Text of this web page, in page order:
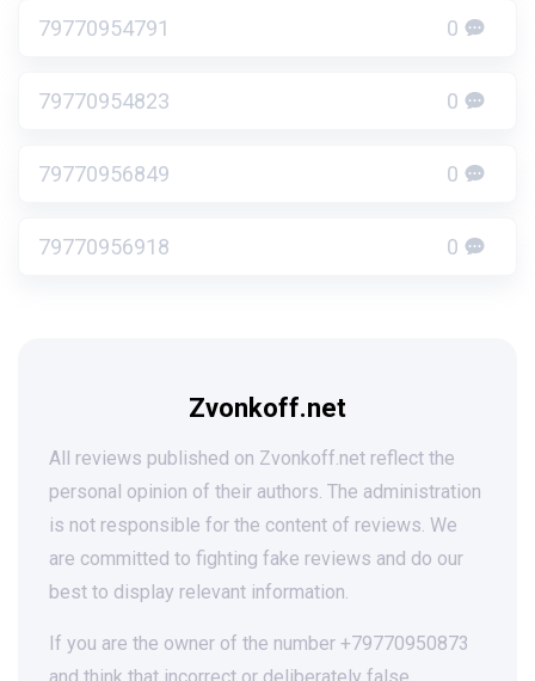
79770954791 0
79770954823 0
79770956849 0
79770956918 0
Zvonkoff.net
All reviews published on Zvonkoff.net reflect the
personal opinion of their authors. The administration
is not responsible for the content of reviews. We
are committed to fighting fake reviews and do our
best to display relevant information.
If you are the owner of the number +79770950873